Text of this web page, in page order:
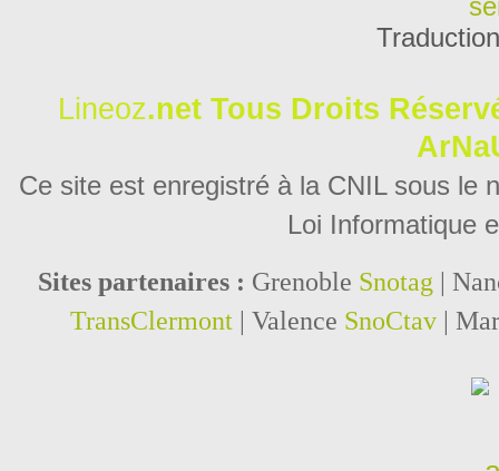
Lineoz.net Tous Droits
Ce site est enregistré à la CNIL sous le
Loi Informatique
Sites partenaires : Grenoble Snotag |
TransClermont| Valence SnoCtav|